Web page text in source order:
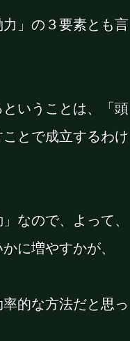
力」の３要素とも言
いうことは、「頭
とで成立するわけ
なので、よって、
に増やすかが、
的な方法だと思っ